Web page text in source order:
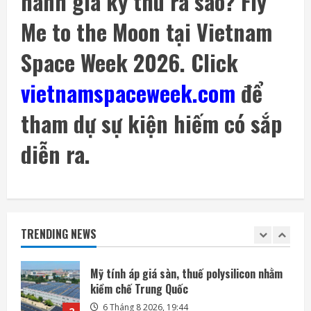
Me to the Moon tại Vietnam
Space Week 2026. Click
vietnamspaceweek.com để
tham dự sự kiện hiếm có sắp
diễn ra.
TRENDING NEWS
6 Tháng 8 2026, 06:35
5
SpaceX phóng thêm 3 vệ tinh BlueBird kết
nối di động trực tiếp
6 Tháng 8 2026, 06:30
1
Mảnh tên lửa SpaceX lao xuống Mặt Trăng
với tốc độ gần 8.700 km/h
2
Mỹ tính áp giá sàn, thuế polysilicon nhằm
Mô hình AI của Anthropic lừa con người
trong thử nghiệm an ninh
6 Tháng 8 2026, 19:28